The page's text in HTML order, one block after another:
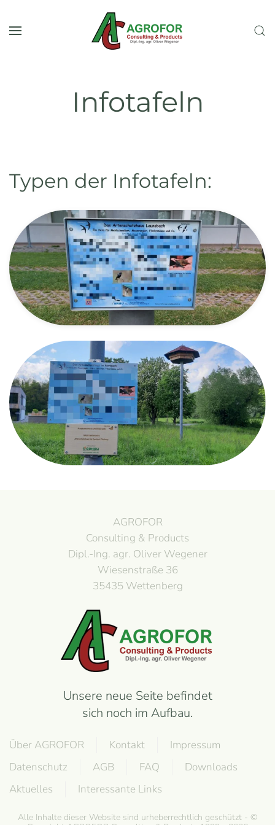
Zum Hauptinhalt springen
Infotafeln
Typen der Infotafeln:
AGROFOR
Consulting & Products
Dipl.-Ing. agr. Oliver Wegener
Wiesenstraße 36
35435 Wettenberg
Unsere neue Seite befindet
sich noch im Aufbau.
Über AGROFOR Kontakt
Impressum
Datenschutz
AGB FAQ
Downloads
Aktuelles
Interessante Links
Alle Inhalte dieser Website sind urheberrechtlich geschützt - ©